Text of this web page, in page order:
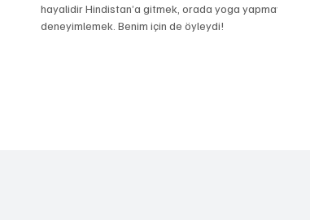
hayalidir Hindistan’a gitmek, orada yoga yapmayı
deneyimlemek. Benim için de öyleydi!